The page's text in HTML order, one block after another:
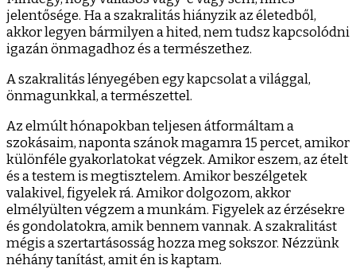
jelentősége. Ha a szakralitás hiányzik az életedből,
akkor legyen bármilyen a hited, nem tudsz kapcsolódni
igazán önmagadhoz és a természethez.
A szakralitás lényegében egy kapcsolat a világgal,
önmagunkkal, a természettel.
Az elmúlt hónapokban teljesen átformáltam a
szokásaim, naponta szánok magamra 15 percet, amikor
különféle gyakorlatokat végzek. Amikor eszem, az ételt
és a testem is megtisztelem. Amikor beszélgetek
valakivel, figyelek rá. Amikor dolgozom, akkor
elmélyülten végzem a munkám. Figyelek az érzésekre
és gondolatokra, amik bennem vannak. A szakralitást
mégis a szertartásosság hozza meg sokszor. Nézzünk
néhány tanítást, amit én is kaptam.